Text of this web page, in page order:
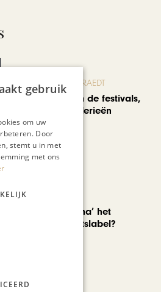
BLOG JO CORTENRAEDT
We verzuipen in de festivals,
feesten en braderieën
AUTOMOTIVE
Is ‘Made in China’ het
nieuwe kwaliteitslabel?
gebruik
om uw
Door
stemt u in met
met ons